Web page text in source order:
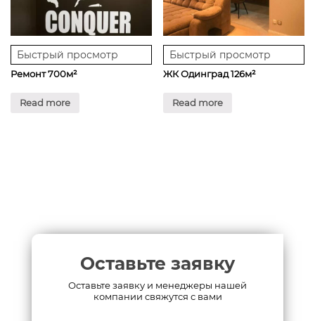
Быстрый просмотр
Ремонт 700м²
Read more
Быстрый просмотр
ЖК Одинград 126м²
Read more
Оставьте заявку
Оставьте заявку и менеджеры нашей
компании свяжутся с вами